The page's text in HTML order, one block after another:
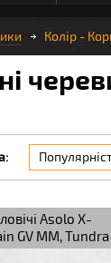
Колір -
Asolo X-
GV MM, Tundra